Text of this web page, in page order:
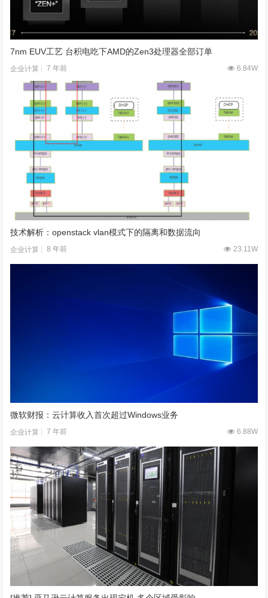
7nm EUV工艺 台积电吃下AMD的Zen3处理器全部订单
企业计算 7 年前 6.84W
技术解析：openstack vlan模式下的隔离和数据流向
企业计算 8 年前 23.11W
微软财报：云计算收入首次超过Windows业务
企业计算 7 年前 6.88W